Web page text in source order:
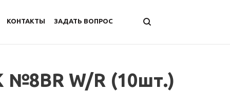
КОНТАКТЫ ЗАДАТЬ ВОПРОС
№8BR W/R (10шт.)